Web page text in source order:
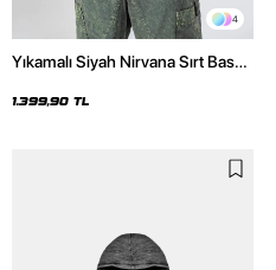
4
Yıkamalı Siyah Nirvana Sırt Baskılı
1.399,90 TL